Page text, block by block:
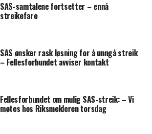
SAS-samtalene fortsetter – ennå
streikefare
SAS ønsker rask løsning for å unngå streik
– Fellesforbundet avviser kontakt
Fellesforbundet om mulig SAS-streik: – Vi
møtes hos Riksmekleren torsdag